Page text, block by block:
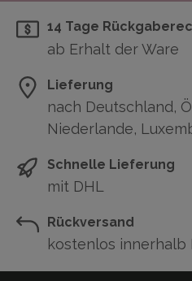
14 Tage
ab Erhalt der Ware
Lieferung
nach Deutschland,
Niederlande,
Schnelle Lieferung
mit DHL
Rückversand
kostenlos innerhalb